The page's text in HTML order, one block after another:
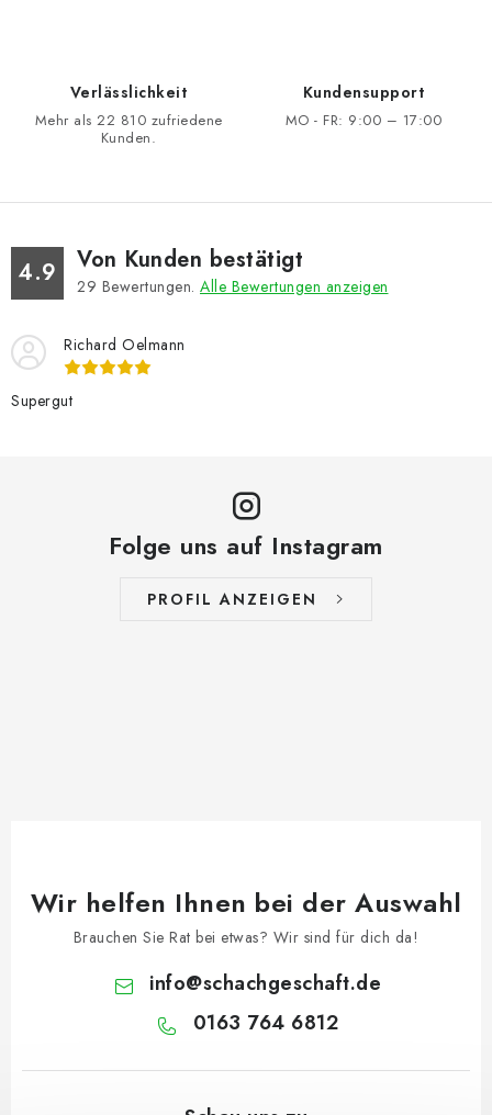
Verlässlichkeit
Mehr als 22 810 zufriedene
Kunden.
Kundensupport
MO - FR: 9:00 – 17:00
4.9 Von Kunden bestätigt
29 Bewertungen. Alle Bewertungen anzeigen
Richard Oelmann
Supergut
Folge uns auf Instagram
PROFIL ANZEIGEN
Wir helfen Ihnen bei der Auswahl
Brauchen Sie Rat bei etwas? Wir sind für dich da!
info@schachgeschaft.de
0163 764 6812